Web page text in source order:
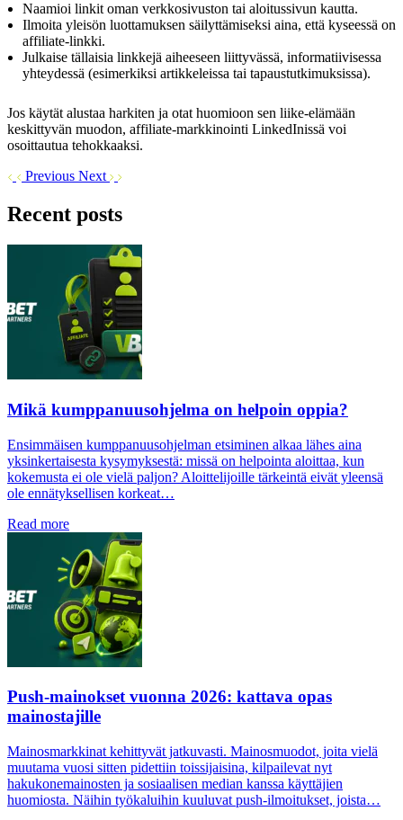
Naamioi linkit oman verkkosivuston tai aloitussivun kautta.
Ilmoita yleisön luottamuksen säilyttämiseksi aina, että kyseessä on
affiliate-linkki.
Julkaise tällaisia linkkejä aiheeseen liittyvässä, informatiivisessa
yhteydessä (esimerkiksi artikkeleissa tai tapaustutkimuksissa).
Jos käytät alustaa harkiten ja otat huomioon sen liike-elämään
keskittyvän muodon, affiliate-markkinointi LinkedInissä voi
osoittautua tehokkaaksi.
Previous Next
Recent posts
Mikä kumppanuusohjelma on helpoin oppia?
Ensimmäisen kumppanuusohjelman etsiminen alkaa lähes aina
yksinkertaisesta kysymyksestä: missä on helpointa aloittaa, kun
kokemusta ei ole vielä paljon? Aloittelijoille tärkeintä eivät yleensä
ole ennätyksellisen korkeat…
Read more
Push-mainokset vuonna 2026: kattava opas
mainostajille
Mainosmarkkinat kehittyvät jatkuvasti. Mainosmuodot, joita vielä
muutama vuosi sitten pidettiin toissijaisina, kilpailevat nyt
hakukonemainosten ja sosiaalisen median kanssa käyttäjien
huomiosta. Näihin työkaluihin kuuluvat push-ilmoitukset, joista…